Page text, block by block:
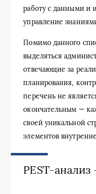
работу с данными и
управление
Помимо данного
выделяться
отвечающие за
планирования,
перечень не
окончательным —
своей уникальной
элементов
PEST-анализ